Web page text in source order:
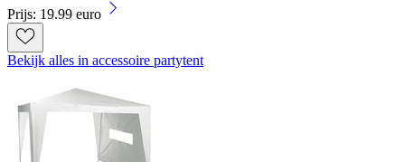
Prijs: 19.99 euro
Bekijk alles in accessoire partytent